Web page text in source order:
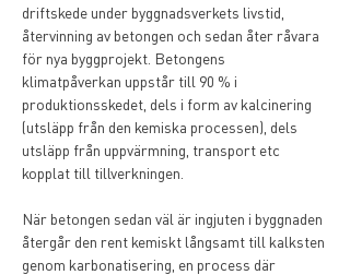
driftskede under byggnadsverkets livstid,
återvinning av betongen och sedan åter råvara
för nya byggprojekt. Betongens
klimatpåverkan uppstår till 90 % i
produktionsskedet, dels i form av kalcinering
(utsläpp från den kemiska processen), dels
utsläpp från uppvärmning, transport etc
kopplat till tillverkningen.
När betongen sedan väl är ingjuten i byggnaden
återgår den rent kemiskt långsamt till kalksten
genom karbonatisering, en process där